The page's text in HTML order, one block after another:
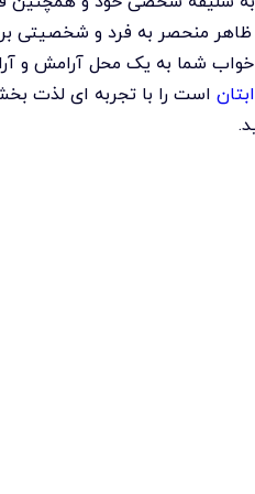
منحصر به فرد و شخصیتی
خواب شما به یک محل آرامش و
است را با تجربه ای لذت